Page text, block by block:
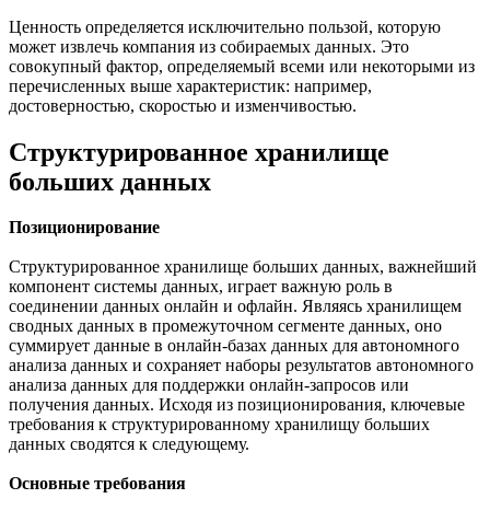
Ценность определяется исключительно пользой, которую
может извлечь компания из собираемых данных. Это
совокупный фактор, определяемый всеми или некоторыми из
перечисленных выше характеристик: например,
достоверностью, скоростью и изменчивостью.
Структурированное хранилище
больших данных
Позиционирование
Структурированное хранилище больших данных, важнейший
компонент системы данных, играет важную роль в
соединении данных онлайн и офлайн. Являясь хранилищем
сводных данных в промежуточном сегменте данных, оно
суммирует данные в онлайн-базах данных для автономного
анализа данных и сохраняет наборы результатов автономного
анализа данных для поддержки онлайн-запросов или
получения данных. Исходя из позиционирования, ключевые
требования к структурированному хранилищу больших
данных сводятся к следующему.
Основные требования